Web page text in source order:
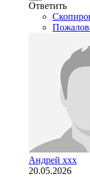
Ответить
Андрей ххх
20.05.2026